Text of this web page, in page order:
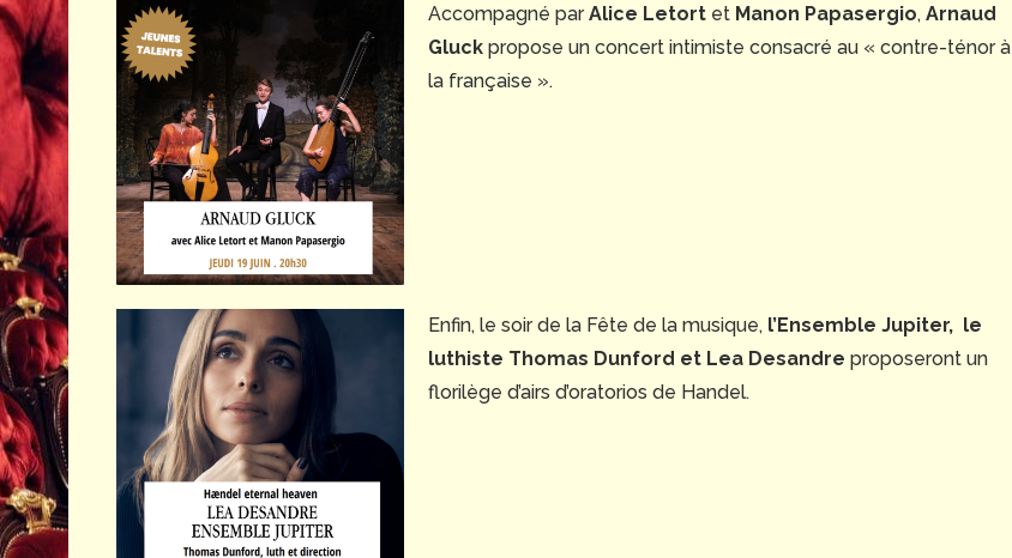
Accompagné parAlice Letortet Manon Papasergio, Arnaud
Gluckpropose un concert intimiste consacré au « contre-ténor à
la française ».
Enfin, le soir de la Fête de la musique, l’Ensemble Jupiter, le
luthiste Thomas Dunford et Lea Desandre proposeront un
florilège d’airs d’oratorios de Handel.